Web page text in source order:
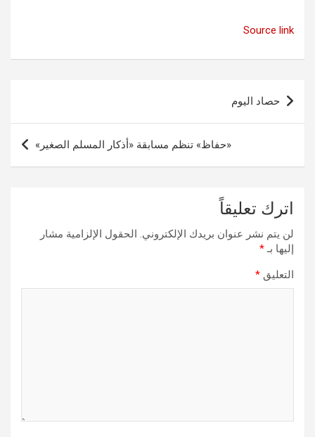
Source link
تصفّح
المقالات
حصاد اليوم
«حفاظ» تنظم مسابقة «أذكار المسلم الصغير»
اترك تعليقاً
لن يتم نشر عنوان بريدك الإلكتروني. الحقول الإلزامية مشار
إليها بـ*
التعليق *